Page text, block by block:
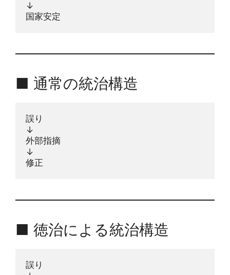
↓
国家安定
■ 通常の統治構造
誤り
↓
外部指摘
↓
修正
■ 徳治による統治構造
誤り